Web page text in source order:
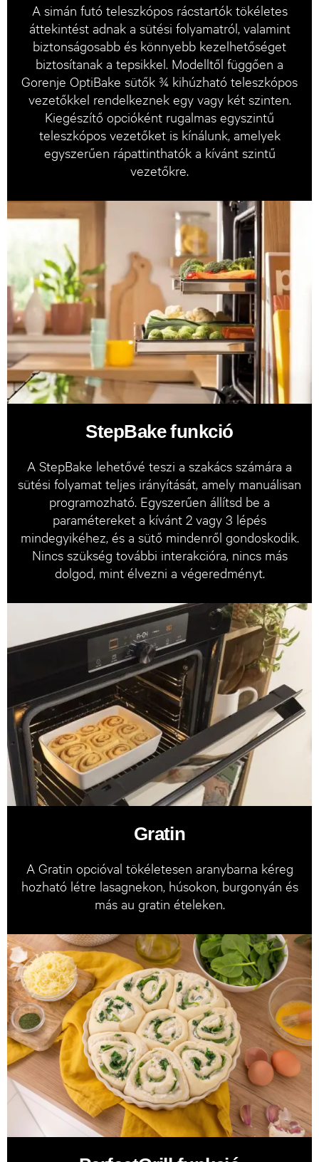
A simán futó teleszkópos rácstartók tökéletes
áttekintést adnak a sütési folyamatról, valamint
biztonságosabb és könnyebb kezelhetőséget
biztosítanak a tepsikkel. Modelltől függően a
Gorenje OptiBake sütők ¾ kihúzható teleszkópos
vezetőkkel rendelkeznek egy vagy két szinten.
Kiegészítő opcióként rugalmas egyszintű
teleszkópos vezetőket is kínálunk, amelyek
egyszerűen rápattinthatók a kívánt szintű
vezetőkre.
StepBake funkció
A StepBake lehetővé teszi a szakács számára a
sütési folyamat teljes irányítását, amely manuálisan
programozható. Egyszerűen állítsd be a
paramétereket a kívánt 2 vagy 3 lépés
mindegyikéhez, és a sütő mindenről gondoskodik.
Nincs szükség további interakcióra, nincs más
dolgod, mint élvezni a végeredményt.
Gratin
A Gratin opcióval tökéletesen aranybarna kéreg
hozható létre lasagnekon, húsokon, burgonyán és
más au gratin ételeken.